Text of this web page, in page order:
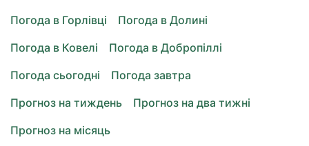
Погода в Горлівці
Погода в Долині
Погода в Ковелі
Погода в Добропіллі
Погода сьогодні
Погода завтра
Прогноз на тиждень
Прогноз на два тижні
Прогноз на місяць